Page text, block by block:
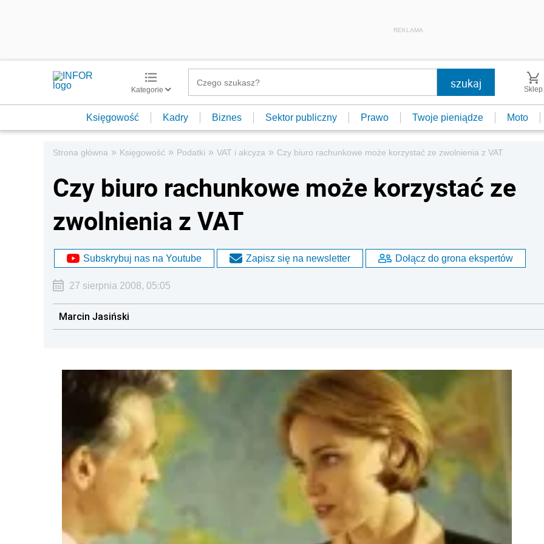
REKLAMA
Kategorie Sklep
Księgowość Kadry Biznes Sektor publiczny Prawo Twoje pieniądze Moto
Strona główna » Księgowość » Podatki » VAT i akcyza » Czy biuro rachunkowe może korzystać ze zwolnienia z VAT
Czy biuro rachunkowe może korzystać ze
zwolnienia z VAT
Subskrybuj nas na Youtube Zapisz się na newsletter Dołącz do grona ekspertów
27 sierpnia 2008, 05:05
Marcin Jasiński